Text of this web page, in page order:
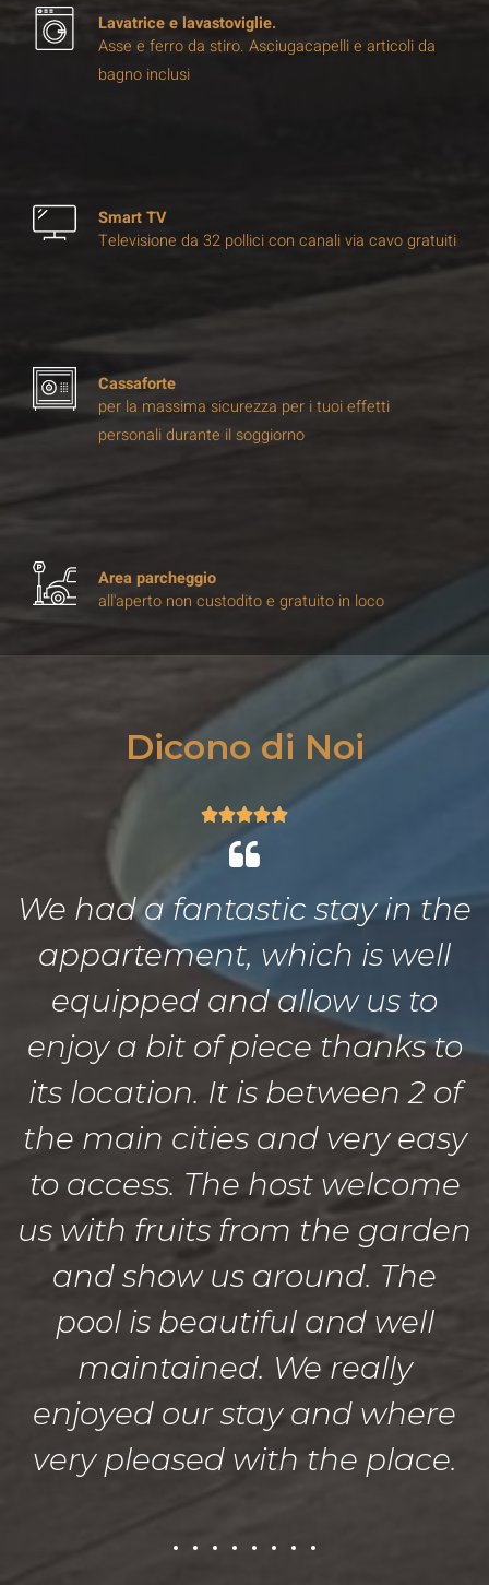
Lavatrice e lavastoviglie.
Asse e ferro da stiro. Asciugacapelli e articoli da
bagno inclusi
Smart TV
Televisione da 32 pollici con canali via cavo gratuiti
Cassaforte
per la massima sicurezza per i tuoi effetti
personali durante il soggiorno
Area parcheggio
all'aperto non custodito e gratuito in loco
Dicono di Noi
We had a fantastic stay in the
appartement, which is well
equipped and allow us to
enjoy a bit of piece thanks to
its location. It is between 2 of
the main cities and very easy
to access. The host welcome
us with fruits from the garden
and show us around. The
pool is beautiful and well
maintained. We really
enjoyed our stay and where
very pleased with the place.